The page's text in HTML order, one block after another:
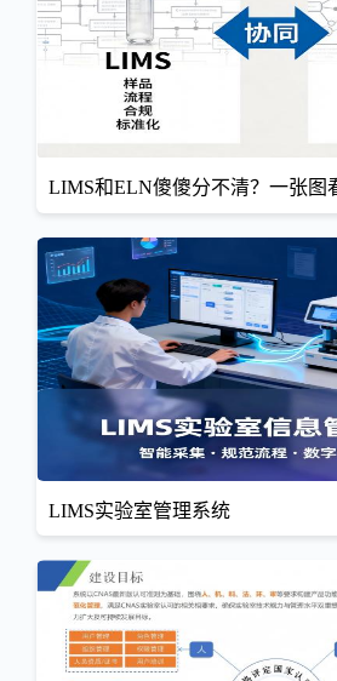
LIMS和ELN傻傻分不清？一张图
LIMS实验室管理系统